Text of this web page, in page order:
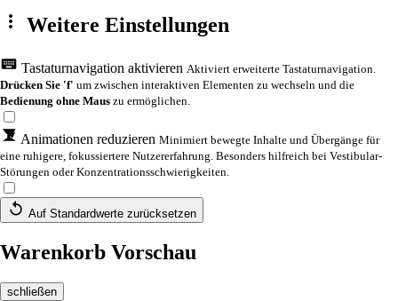
Weitere Einstellungen
Tastaturnavigation aktivieren Aktiviert erweiterte Tastaturnavigation.
Drücken Sie 'f' um zwischen interaktiven Elementen zu wechseln und die
Bedienung ohne Maus zu ermöglichen.
Animationen reduzieren Minimiert bewegte Inhalte und Übergänge für
eine ruhigere, fokussiertere Nutzererfahrung. Besonders hilfreich bei Vestibular-
Störungen oder Konzentrationsschwierigkeiten.
Auf Standardwerte zurücksetzen
Warenkorb Vorschau
schließen